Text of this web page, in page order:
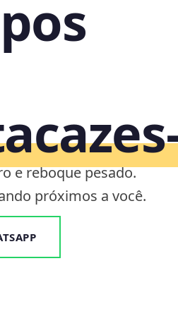
e reboque pesado.
próximos a você.